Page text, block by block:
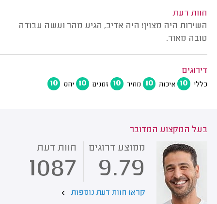
חוות דעת
השירות היה מצוין! היה אדיב, הגיע מהר ועשה עבודה
טובה מאוד.
דירוגים
כללי 10 איכות 10 מחיר 10 זמנים 10 יחס 10
בעל המקצוע המדובר
ממוצע דרוגים
9.79
חוות דעת
1087
קראו חוות דעת נוספות